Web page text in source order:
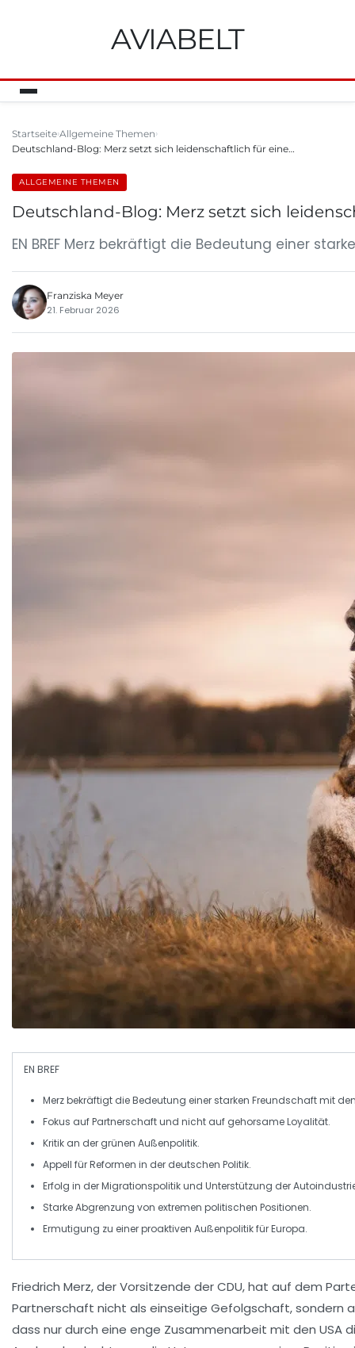
AVIABELT
Startseite Allgemeine Themen
Deutschland-Blog: Merz setzt sich leidenschaftlich für eine…
ALLGEMEINE THEMEN
Deutschland-Blog: Merz setzt sich
EN BREF Merz bekräftigt die Bedeutung einer
Franziska Meyer
21. Februar 2026
EN BREF
Merzbekräftigt die Bedeutung einer starken Freundschaftmit
Fokus aufPartnerschaftund nicht auf gehorsame Loyalität.
Kritik an der grünen Außenpolitik.
Appell fürReformen in der deutschen Politik.
Erfolg in derMigrationspolitikund Unterstützung der
StarkeAbgrenzung von extremen politischen Positionen.
Ermutigung zu einer proaktiven AußenpolitikfürEuropa.
Friedrich Merz, der Vorsitzende der CDU, hat auf dem
Partnerschaft nicht als einseitige Gefolgschaft, sondern
dass nur durch eine enge Zusammenarbeit mit den USA